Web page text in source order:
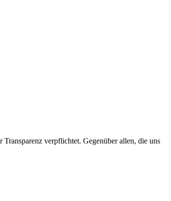
verpflichtet. Gegenüber allen, die uns